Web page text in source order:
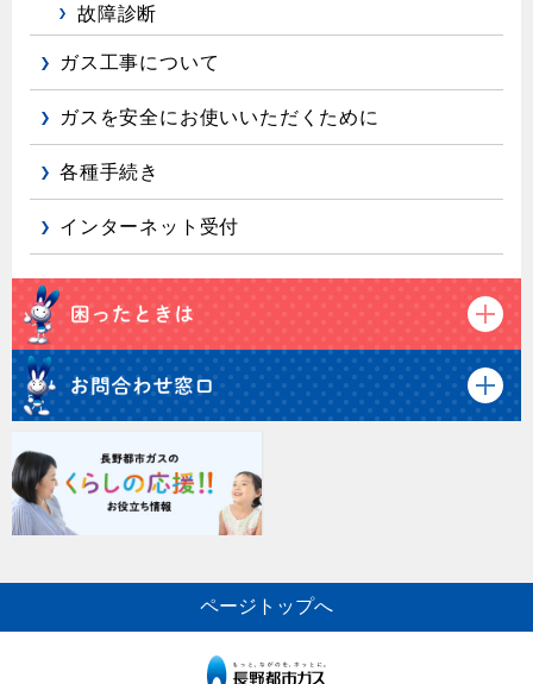
故障診断
ガス工事について
ガスを安全にお使いいただくために
各種手続き
インターネット受付
ページトップへ